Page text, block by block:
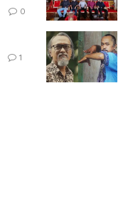
0
1